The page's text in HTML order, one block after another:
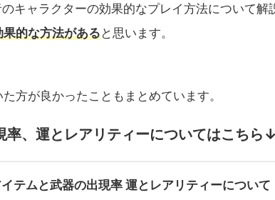
キャラクターの効果的なプレイ方法について解
的な方法があると思います。
方が良かったこともまとめています。
、運とレアリティーについてはこちら↓
テムと武器の出現率 運とレアリティーについて